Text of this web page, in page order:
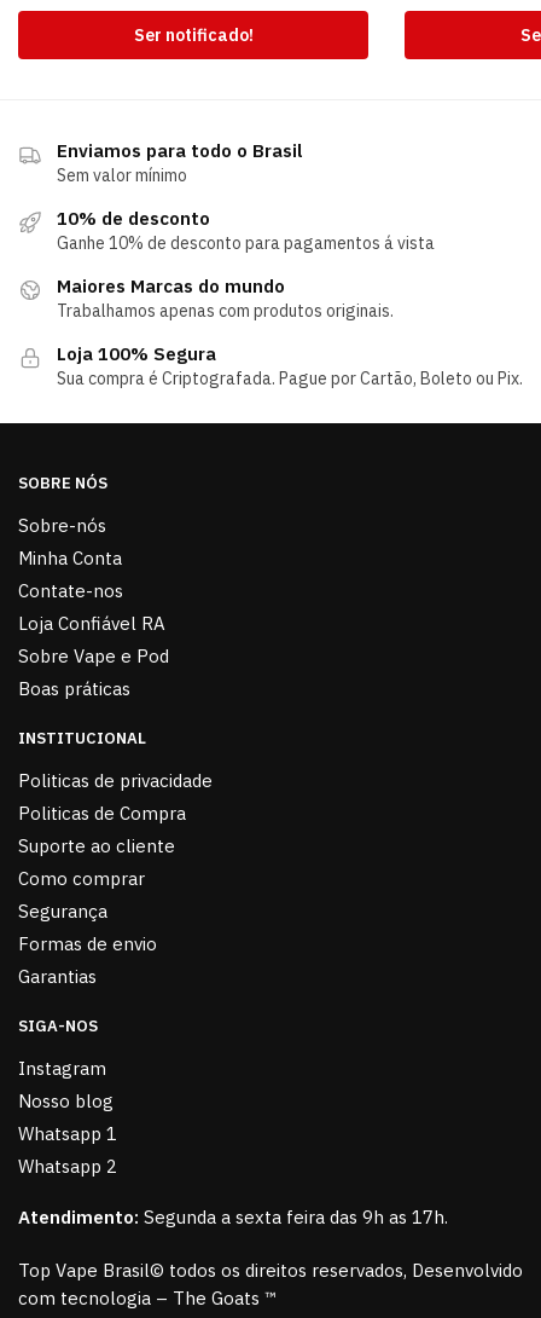
Ser notificado!
Enviamos para todo o Brasil
Sem valor mínimo
10% de desconto
Ganhe 10% de desconto para pagamentos á vista
Maiores Marcas do mundo
Trabalhamos apenas com produtos originais.
Loja 100% Segura
Sua compra é Criptografada. Pague por Cartão, Boleto ou Pix.
SOBRE NÓS
Sobre-nós
Minha Conta
Contate-nos
Loja Confiável RA
Sobre Vape e Pod
Boas práticas
INSTITUCIONAL
Politicas de privacidade
Politicas de Compra
Suporte ao cliente
Como comprar
Segurança
Formas de envio
Garantias
SIGA-NOS
Instagram
Nosso blog
Whatsapp 1
Whatsapp 2
Atendimento: Segunda a sexta feira das 9h as 17h.
Top Vape Brasil© todos os direitos reservados, Desenvolvido
com tecnologia – The Goats ™